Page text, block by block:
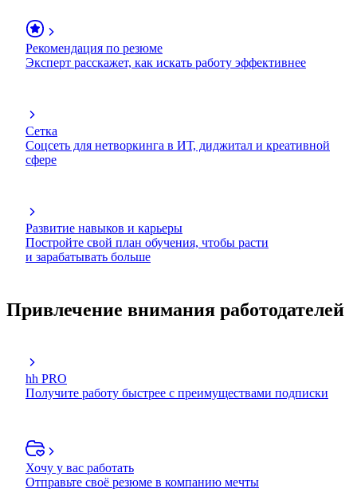
Рекомендация по резюме
Эксперт расскажет, как искать работу эффективнее
Сетка
Соцсеть для нетворкинга в ИТ, диджитал и креативной
сфере
Развитие навыков и карьеры
Постройте свой план обучения, чтобы расти
и зарабатывать больше
Привлечение внимания работодателей
hh PRO
Получите работу быстрее с преимуществами подписки
Хочу у вас работать
Отправьте своё резюме в компанию мечты